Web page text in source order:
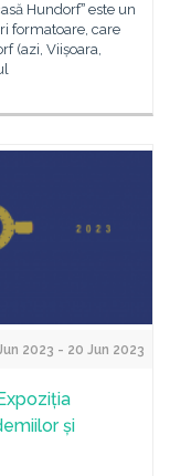
Hundorfˮ este un
formatoare, care
(azi, Viișoara,
2023 - 20 Jun 2023
și